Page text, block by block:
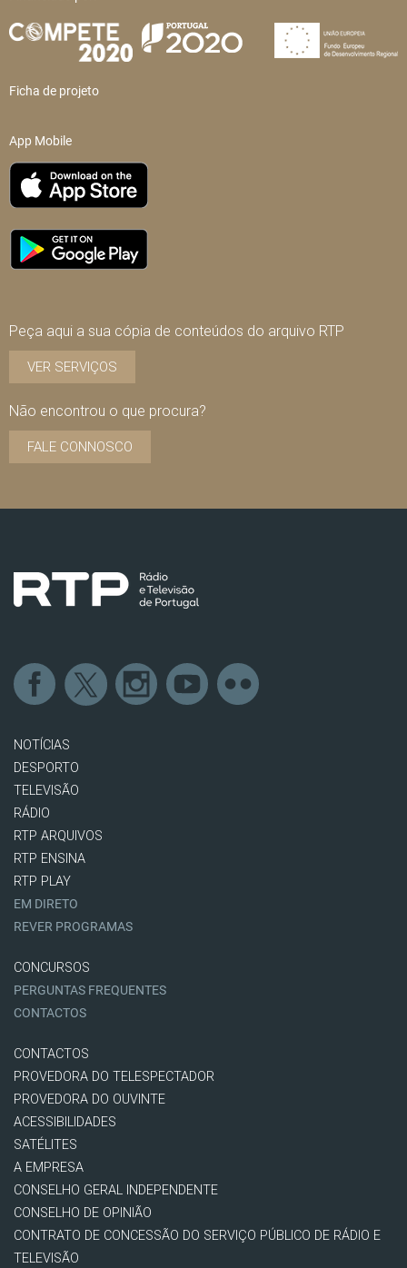
Ficha de projeto
App Mobile
Peça aqui a sua cópia de conteúdos do arquivo RTP
VER SERVIÇOS
Não encontrou o que procura?
FALE CONNOSCO
NOTÍCIAS
DESPORTO
TELEVISÃO
RÁDIO
RTP ARQUIVOS
RTP ENSINA
RTP PLAY
EM DIRETO
REVER PROGRAMAS
CONCURSOS
PERGUNTAS FREQUENTES
CONTACTOS
CONTACTOS
PROVEDORA DO TELESPECTADOR
PROVEDORA DO OUVINTE
ACESSIBILIDADES
SATÉLITES
A EMPRESA
CONSELHO GERAL INDEPENDENTE
CONSELHO DE OPINIÃO
CONTRATO DE CONCESSÃO DO SERVIÇO PÚBLICO DE RÁDIO E
TELEVISÃO